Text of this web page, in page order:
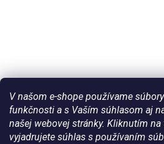
V našom e-shope používame
funkčnosti a s Vaším súhlasom aj
našej webovej stránky. Kliknutím na
vyjadrujete súhlas s používaním
Vytvoril